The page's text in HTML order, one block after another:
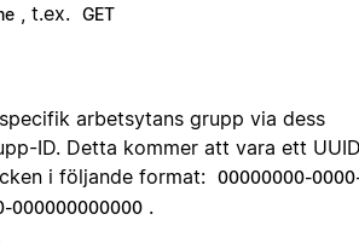
, t.ex. GET
arbetsytans grupp via dess
ID. Detta kommer att vara ett
i följande format: 00000000-
000000000000 .